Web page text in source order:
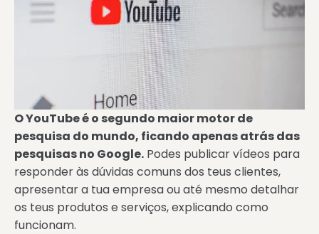
O YouTube é o segundo maior motor de
pesquisa do mundo, ficando apenas atrás das
pesquisas no Google. Podes publicar vídeos para
responder às dúvidas comuns dos teus clientes,
apresentar a tua empresa ou até mesmo detalhar
os teus produtos e serviços, explicando como
funcionam.